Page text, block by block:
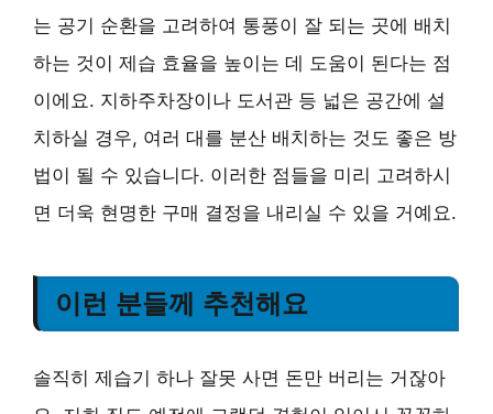
는 공기 순환을 고려하여 통풍이 잘 되는 곳에 배치
하는 것이 제습 효율을 높이는 데 도움이 된다는 점
이에요. 지하주차장이나 도서관 등 넓은 공간에 설
치하실 경우, 여러 대를 분산 배치하는 것도 좋은 방
법이 될 수 있습니다. 이러한 점들을 미리 고려하시
면 더욱 현명한 구매 결정을 내리실 수 있을 거예요.
이런 분들께 추천해요
솔직히 제습기 하나 잘못 사면 돈만 버리는 거잖아